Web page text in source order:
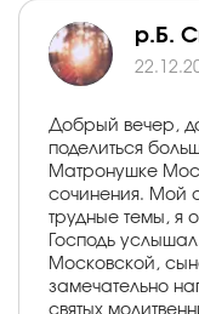
р.Б.
Добрый вечер,
поделиться
Матронушке
сочинения. Мой
трудные темы, я
Господь
Московской,
замечательно
святых